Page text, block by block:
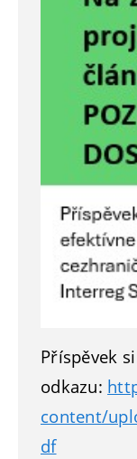
Příspěvek
odkazu:
content/
df